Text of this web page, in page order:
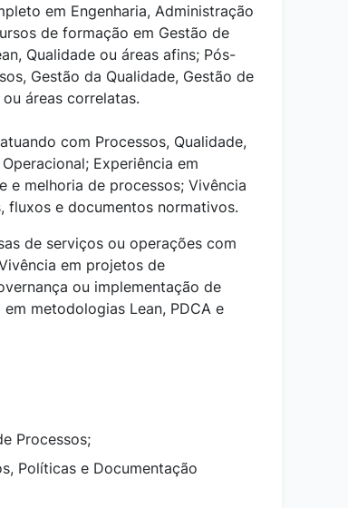
em Engenharia, Administração
de formação em Gestão de
Qualidade ou áreas afins; Pós-
Gestão da Qualidade, Gestão de
áreas correlatas.
com Processos, Qualidade,
Experiência em
e melhoria de processos; Vivência
fluxos e documentos normativos.
de serviços ou operações com
em projetos de
ou implementação de
metodologias Lean, PDCA e
Processos;
Políticas e Documentação